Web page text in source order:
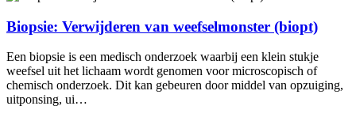
Biopsie: Verwijderen van weefselmonster (biopt)
Een biopsie is een medisch onderzoek waarbij een klein stukje
weefsel uit het lichaam wordt genomen voor microscopisch of
chemisch onderzoek. Dit kan gebeuren door middel van opzuiging,
uitponsing, ui…